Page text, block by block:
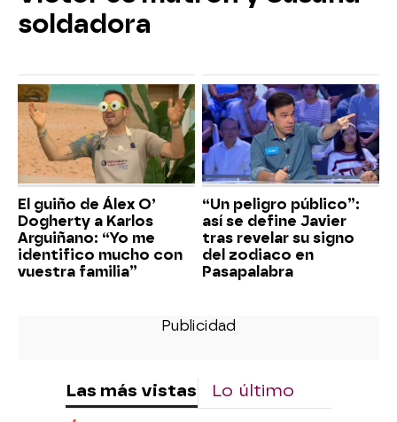
soldadora
El guiño de Álex O’
Dogherty a Karlos
Arguiñano: “Yo me
identifico mucho con
vuestra familia”
“Un peligro público”:
así se define Javier
tras revelar su signo
del zodiaco en
Pasapalabra
Las más vistas Lo último